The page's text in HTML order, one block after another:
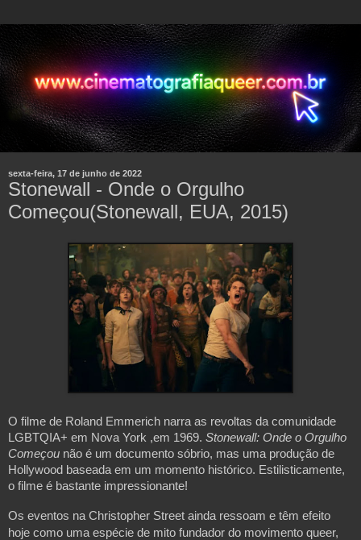
sexta-feira, 17 de junho de 2022
Stonewall - Onde o Orgulho
Começou(Stonewall, EUA, 2015)
O filme de Roland Emmerich narra as revoltas da comunidade
LGBTQIA+ em Nova York ,em 1969. Stonewall: Onde o Orgulho
Começou não é um documento sóbrio, mas uma produção de
Hollywood baseada em um momento histórico. Estilisticamente,
o filme é bastante impressionante!
Os eventos na Christopher Street ainda ressoam e têm efeito
hoje como uma espécie de mito fundador do movimento queer,